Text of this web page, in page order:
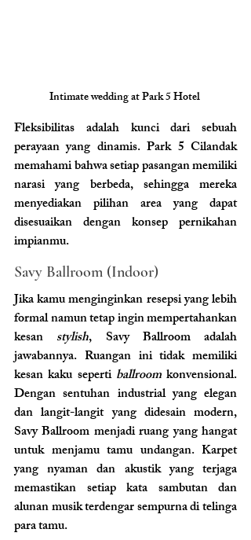
Intimate wedding at Park 5 Hotel
Fleksibilitas adalah kunci dari sebuah
perayaan yang dinamis. Park 5 Cilandak
memahami bahwa setiap pasangan memiliki
narasi yang berbeda, sehingga mereka
menyediakan pilihan area yang dapat
disesuaikan dengan konsep pernikahan
impianmu.
Savy Ballroom (Indoor)
Jika kamu menginginkan resepsi yang lebih
formal namun tetap ingin mempertahankan
kesan stylish, Savy Ballroom adalah
jawabannya. Ruangan ini tidak memiliki
kesan kaku seperti ballroom konvensional.
Dengan sentuhan industrial yang elegan
dan langit-langit yang didesain modern,
Savy Ballroom menjadi ruang yang hangat
untuk menjamu tamu undangan. Karpet
yang nyaman dan akustik yang terjaga
memastikan setiap kata sambutan dan
alunan musik terdengar sempurna di telinga
para tamu.